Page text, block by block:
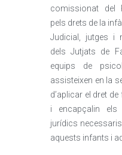
comissionat del
pels drets de la
Judicial, jutges i
dels Jutjats de
equips de
assisteixen en la
d’aplicar el dret
i encapçalin els
jurídics
aquests infants i